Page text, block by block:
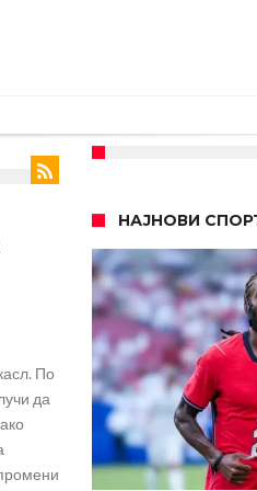
Мадрид!
е едноставна”
По
да
НАЈНОВИ